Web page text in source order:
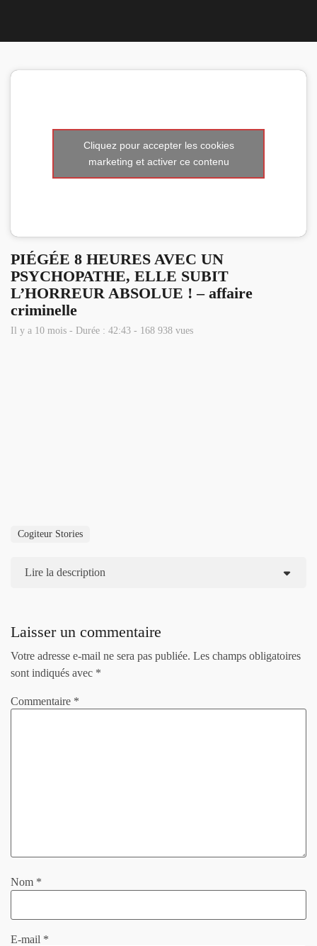
Cliquez pour accepter les cookies
marketing et activer ce contenu
PIÉGÉE 8 HEURES AVEC UN
PSYCHOPATHE, ELLE SUBIT
L’HORREUR ABSOLUE ! – affaire
criminelle
Il y a 10 mois - Durée : 42:43 - 168 938 vues
Cogiteur Stories
Lire la description
Laisser un commentaire
Votre adresse e-mail ne sera pas publiée. Les champs obligatoires
sont indiqués avec *
Commentaire *
Nom *
E-mail *